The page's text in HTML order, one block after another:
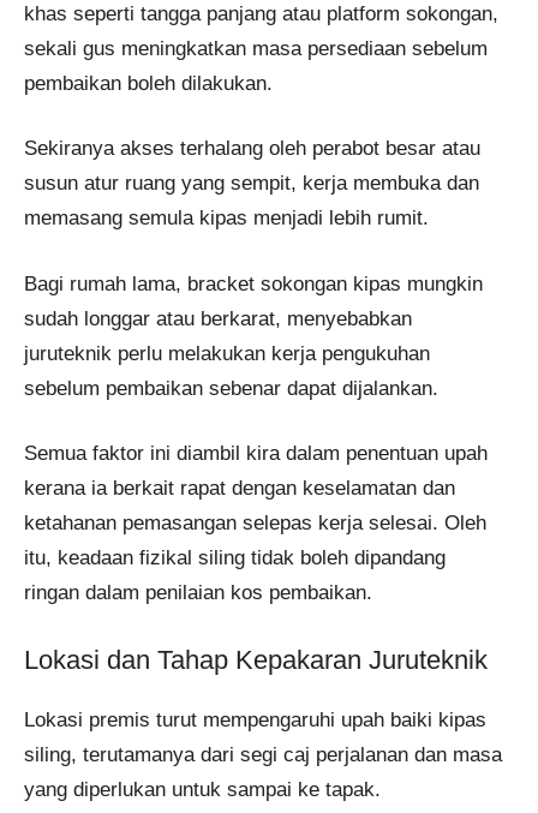
khas seperti tangga panjang atau platform sokongan,
sekali gus meningkatkan masa persediaan sebelum
pembaikan boleh dilakukan.
Sekiranya akses terhalang oleh perabot besar atau
susun atur ruang yang sempit, kerja membuka dan
memasang semula kipas menjadi lebih rumit.
Bagi rumah lama, bracket sokongan kipas mungkin
sudah longgar atau berkarat, menyebabkan
juruteknik perlu melakukan kerja pengukuhan
sebelum pembaikan sebenar dapat dijalankan.
Semua faktor ini diambil kira dalam penentuan upah
kerana ia berkait rapat dengan keselamatan dan
ketahanan pemasangan selepas kerja selesai. Oleh
itu, keadaan fizikal siling tidak boleh dipandang
ringan dalam penilaian kos pembaikan.
Lokasi dan Tahap Kepakaran Juruteknik
Lokasi premis turut mempengaruhi upah baiki kipas
siling, terutamanya dari segi caj perjalanan dan masa
yang diperlukan untuk sampai ke tapak.